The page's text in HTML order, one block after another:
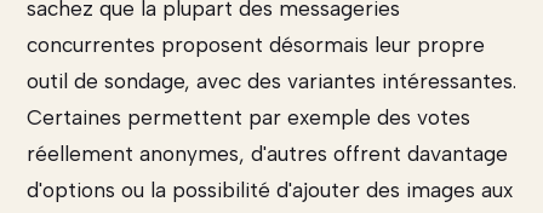
sachez que la plupart des messageries
concurrentes proposent désormais leur propre
outil de sondage, avec des variantes intéressantes.
Certaines permettent par exemple des votes
réellement anonymes, d'autres offrent davantage
d'options ou la possibilité d'ajouter des images aux